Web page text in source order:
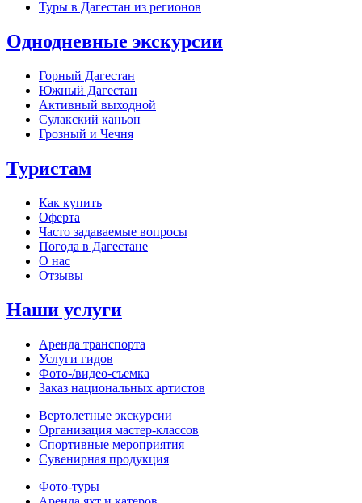
Туры в Дагестан из регионов
Однодневные экскурсии
Горный Дагестан
Южный Дагестан
Активный выходной
Сулакский каньон
Грозный и Чечня
Туристам
Как купить
Оферта
Часто задаваемые вопросы
Погода в Дагестане
О нас
Отзывы
Наши услуги
Аренда транспорта
Услуги гидов
Фото-/видео‑съемка
Заказ национальных артистов
Вертолетные экскурсии
Организация мастер‑классов
Спортивные мероприятия
Сувенирная продукция
Фото‑туры